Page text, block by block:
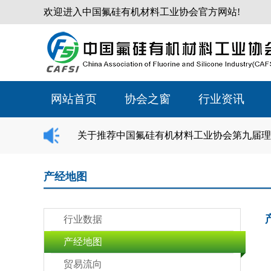
欢迎进入中国氟硅有机材料工业协会官方网站!
网站首页 协会之窗 行业资讯
关于推荐中国氟硅有机材料工业协会第九届
产经地图
行业数据
产经地图
贸易流向